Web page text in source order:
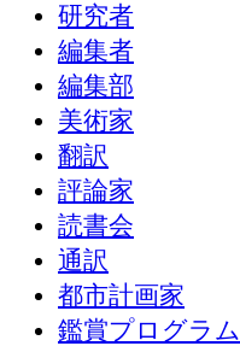
研究者
編集者
編集部
美術家
翻訳
評論家
読書会
通訳
都市計画家
鑑賞プログラム